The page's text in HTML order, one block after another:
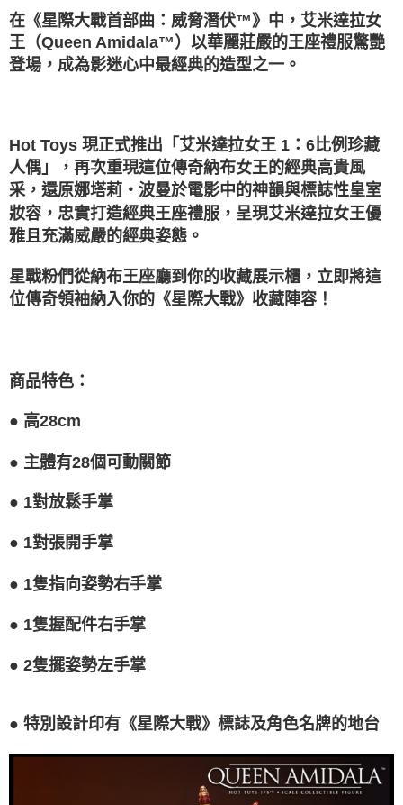
在《星際大戰首部曲：威脅潛伏™》中，艾米達拉女
王（Queen Amidala™）以華麗莊嚴的王座禮服驚艷
登場，成為影迷心中最經典的造型之一。
Hot Toys 現正式推出「艾米達拉女王 1：6比例珍藏
人偶」，再次重現這位傳奇納布女王的經典高貴風
采，還原娜塔莉・波曼於電影中的神韻與標誌性皇室
妝容，忠實打造經典王座禮服，呈現艾米達拉女王優
雅且充滿威嚴的經典姿態。
星戰粉們從納布王座廳到你的收藏展示櫃，立即將這
位傳奇領袖納入你的《星際大戰》收藏陣容！
商品特色：
● 高28cm
● 主體有28個可動關節
● 1對放鬆手掌
● 1對張開手掌
● 1隻指向姿勢右手掌
● 1隻握配件右手掌
● 2隻擺姿勢左手掌
● 特別設計印有《星際大戰》標誌及角色名牌的地台